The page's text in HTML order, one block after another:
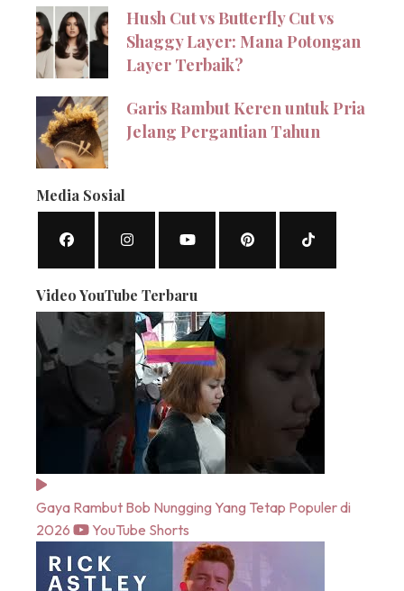
Hush Cut vs Butterfly Cut vs
Shaggy Layer: Mana Potongan
Layer Terbaik?
Garis Rambut Keren untuk Pria
Jelang Pergantian Tahun
Media Sosial
Video YouTube Terbaru
Gaya Rambut Bob Nungging Yang Tetap Populer di
2026
YouTube Shorts